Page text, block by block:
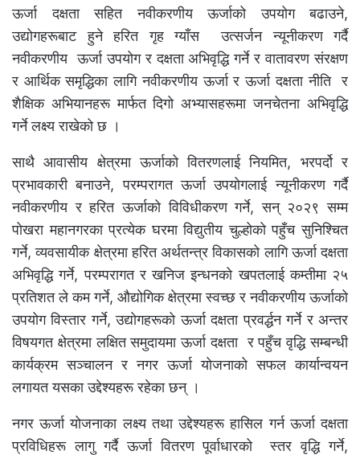
ऊर्जा दक्षता सहित नवीकरणीय ऊर्जाको उपयोग बढाउने,
उद्योगहरूबाट हुने हरित गृह ग्याँस उत्सर्जन न्यूनीकरण गर्दै
नवीकरणीय ऊर्जा उपयोग र दक्षता अभिवृद्धि गर्ने र वातावरण संरक्षण
र आर्थिक समृद्धिका लागि नवीकरणीय ऊर्जा र ऊर्जा दक्षता नीति र
शैक्षिक अभियानहरू मार्फत दिगो अभ्यासहरूमा जनचेतना अभिवृद्धि
गर्ने लक्ष्य राखेको छ ।
साथै आवासीय क्षेत्रमा ऊर्जाको वितरणलाई नियमित, भरपर्दो र
प्रभावकारी बनाउने, परम्परागत ऊर्जा उपयोगलाई न्यूनीकरण गर्दै
नवीकरणीय र हरित ऊर्जाको विविधीकरण गर्ने, सन् २०२९ सम्म
पोखरा महानगरका प्रत्येक घरमा विद्युतीय चुल्होको पहुँच सुनिश्चित
गर्ने, व्यवसायीक क्षेत्रमा हरित अर्थतन्त्र विकासको लागि ऊर्जा दक्षता
अभिवृद्धि गर्ने, परम्परागत र खनिज इन्धनको खपतलाई कम्तीमा २५
प्रतिशत ले कम गर्ने, औद्योगिक क्षेत्रमा स्वच्छ र नवीकरणीय ऊर्जाको
उपयोग विस्तार गर्ने, उद्योगहरूको ऊर्जा दक्षता प्रवर्द्धन गर्ने र अन्तर
विषयगत क्षेत्रमा लक्षित समुदायमा ऊर्जा दक्षता र पहुँच वृद्धि सम्बन्धी
कार्यक्रम सञ्चालन र नगर ऊर्जा योजनाको सफल कार्यान्वयन
लगायत यसका उद्देश्यहरू रहेका छन् ।
नगर ऊर्जा योजनाका लक्ष्य तथा उद्देश्यहरू हासिल गर्न ऊर्जा दक्षता
प्रविधिहरू लागु गर्दै ऊर्जा वितरण पूर्वाधारको स्तर वृद्धि गर्ने,